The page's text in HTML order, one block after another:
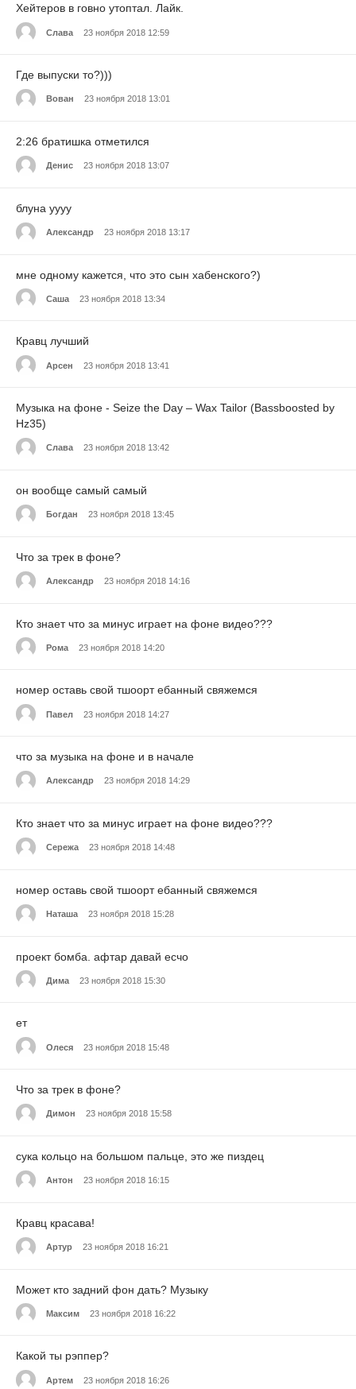
Хейтеров в говно утоптал. Лайк.
Слава 23 ноября 2018 12:59
Где выпуски то?)))
Вован 23 ноября 2018 13:01
2:26 братишка отметился
Денис 23 ноября 2018 13:07
блуна уууу
Александр 23 ноября 2018 13:17
мне одному кажется, что это сын хабенского?)
Саша 23 ноября 2018 13:34
Кравц лучший
Арсен 23 ноября 2018 13:41
Музыка на фоне - Seize the Day – Wax Tailor (Bassboosted by
Hz35)
Слава 23 ноября 2018 13:42
он вообще самый самый
Богдан 23 ноября 2018 13:45
Что за трек в фоне?
Александр 23 ноября 2018 14:16
Кто знает что за минус играет на фоне видео???
Рома 23 ноября 2018 14:20
номер оставь свой тшоорт ебанный свяжемся
Павел 23 ноября 2018 14:27
что за музыка на фоне и в начале
Александр 23 ноября 2018 14:29
Кто знает что за минус играет на фоне видео???
Сережа 23 ноября 2018 14:48
номер оставь свой тшоорт ебанный свяжемся
Наташа 23 ноября 2018 15:28
проект бомба. афтар давай есчо
Дима 23 ноября 2018 15:30
ет
Олеся 23 ноября 2018 15:48
Что за трек в фоне?
Димон 23 ноября 2018 15:58
сука кольцо на большом пальце, это же пиздец
Антон 23 ноября 2018 16:15
Кравц красава!
Артур 23 ноября 2018 16:21
Может кто задний фон дать? Музыку
Максим 23 ноября 2018 16:22
Какой ты рэппер?
Артем 23 ноября 2018 16:26